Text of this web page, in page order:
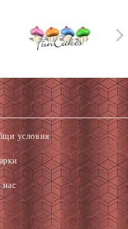
условия
нас